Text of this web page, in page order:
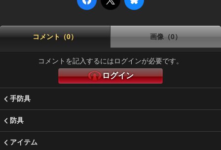
コメント（0） 画像（0）
コメントを記入するにはログインが必要です。
ログイン
手防具
防具
アイテム